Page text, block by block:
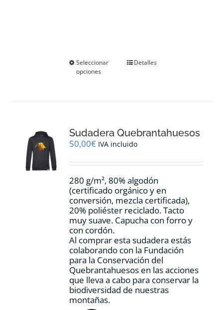
Seleccionar
opciones
Este
se
pueden
en
página
de
producto
Detalles
Sudadera Quebrantahuesos
50,00€ IVA incluido
280 g/m², 80% algodón
(certificado orgánico y en
conversión, mezcla certificada),
20% poliéster reciclado. Tacto
muy suave. Capucha con forro y
con cordón.
Al comprar esta sudadera estás
colaborando con la Fundación
para la Conservación del
Quebrantahuesos en las acciones
que lleva a cabo para conservar la
biodiversidad de nuestras
montañas.